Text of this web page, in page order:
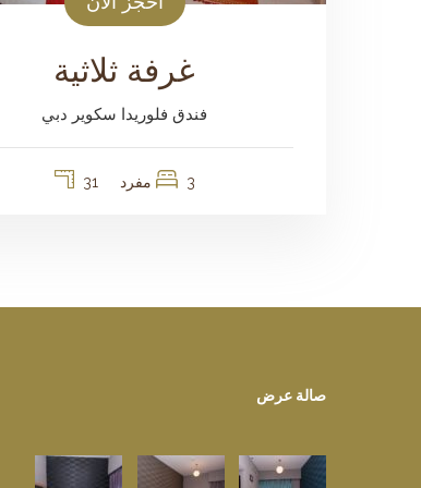
غرفة ثلاثية
فندق فلوريدا سكوير دبي
3 مفرد 31
صالة عرض